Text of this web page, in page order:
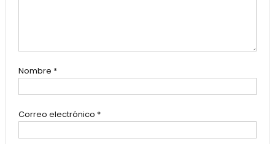
Nombre *
Correo electrónico *